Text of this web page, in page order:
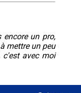
un pro,
mettre un peu
avec moi